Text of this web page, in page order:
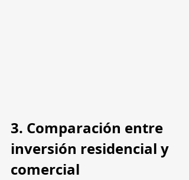
3. Comparación entre
inversión residencial y
comercial